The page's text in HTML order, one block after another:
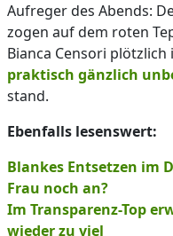
Aufreger des Abends:
zogen auf dem roten
Bianca Censori
praktisch gänzlich
stand.
Ebenfalls lesenswert:
Blankes Entsetzen im
Frau noch an?
Im Transparenz-Top
wieder zu viel